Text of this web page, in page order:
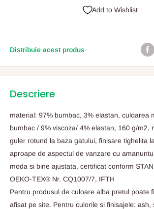
Add to Wishlist
Distribuie acest produs
Descriere
material: 97% bumbac, 3% elastan, culoarea
bumbac / 9% viscoza/ 4% elastan, 160 g/m2,
guler rotund la baza gatului, finisare tighelita
aproape de aspectul de vanzare cu
moda si bine ajustata, certificat conform
OEKO-TEX® Nr. CQ1007/7, IFTH
Pentru produsul de culoare alba pretul poate
afisat pe site. Pentru culorile si finisajele: ash,